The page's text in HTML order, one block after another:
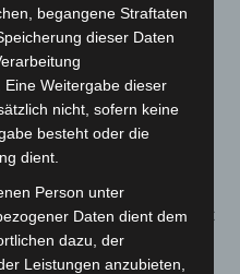
angesichts der wieder
zum Schutz der
und Bewohner in den
Testungen auf das
28b Abs. 2 IfSG in der seit
Fassung
begangene Straftaten
dieser Daten
Weitergabe dieser
nicht, sofern keine
besteht oder die
dient.
Person unter
Daten dient dem
dazu, der
Leistungen anzubieten,